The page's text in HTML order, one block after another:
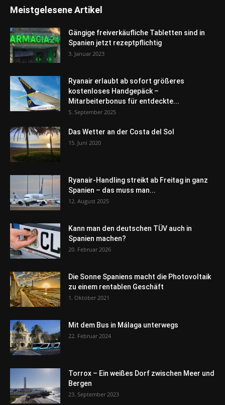
Meistgelesene Artikel
Gängige freiverkäufliche Tabletten sind in
Spanien jetzt rezeptpflichtig
3. Januar 2023
Ryanair erlaubt ab sofort größeres
kostenloses Handgepäck –
Mitarbeiterbonus für entdeckte...
5. September 2025
Das Wetter an der Costa del Sol
15. Juni 2020
Ryanair-Handling streikt ab Freitag in ganz
Spanien – das muss man...
12. August 2025
Kann man den deutschen TÜV auch in
Spanien machen?
20. Februar 2026
Die Sonne Spaniens macht die Photovoltaik
zu einem rentablen Geschäft
1. Oktober 2021
Mit dem Bus in Málaga unterwegs
22. Februar 2024
Torrox – Ein weißes Dorf zwischen Meer und
Bergen
23. September 2023